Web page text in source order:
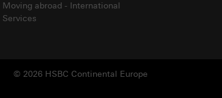
Moving abroad - International
Services
© 2026 HSBC Continental Europe